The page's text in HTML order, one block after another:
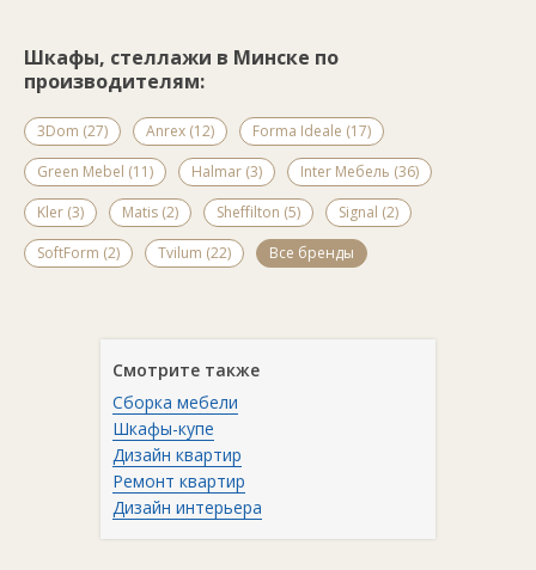
Шкафы, стеллажи в Минске по
производителям:
3Dom (27) Anrex (12)
Forma Ideale (17)
Green Mebel (11)
Halmar (3)
Inter Мебель (36)
Kler (3)
Matis (2) Sheffilton (5)
Signal (2)
SoftForm (2)
Tvilum (22) Все бренды
Смотрите также
Сборка мебели
Шкафы-купе
Дизайн квартир
Ремонт квартир
Дизайн интерьера